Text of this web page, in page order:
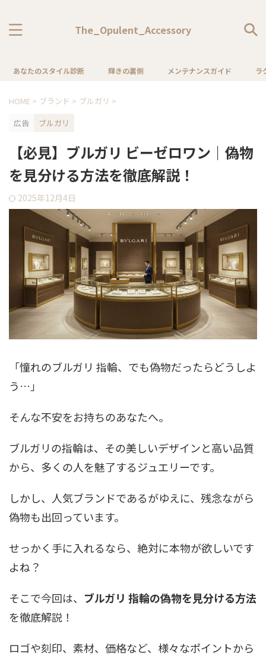
The_Opulent_Accessory
あなたのスタイル診断 輝きの裏側 メンテナンスガイド ラ
HOME > ブランド > ブルガリ >
広告
ブルガリ
【必見】ブルガリ ビーゼロワン｜偽物
を見分ける方法を徹底解説！
2025年12月4日
「憧れのブルガリ 指輪、でも偽物だったらどうしよ
う…」
そんな不安をお持ちのあなたへ。
ブルガリの指輪は、その美しいデザインと高い品質
から、多くの人を魅了するジュエリーです。
しかし、人気ブランドであるがゆえに、残念ながら
偽物も出回っています。
せっかく手に入れるなら、絶対に本物が欲しいです
よね？
そこで今回は、 ブルガリ 指輪の偽物を見分ける方法
を徹底解説！
ロゴや刻印、素材、価格など、様々なポイントから